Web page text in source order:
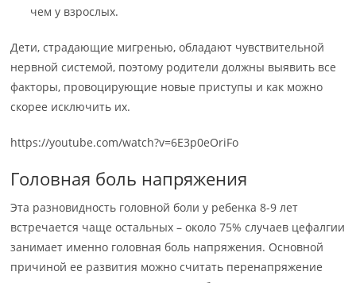
чем у взрослых.
Дети, страдающие мигренью, обладают чувствительной
нервной системой, поэтому родители должны выявить все
факторы, провоцирующие новые приступы и как можно
скорее исключить их.
https://youtube.com/watch?v=6E3p0eOriFo
Головная боль напряжения
Эта разновидность головной боли у ребенка 8-9 лет
встречается чаще остальных – около 75% случаев цефалгии
занимает именно головная боль напряжения. Основной
причиной ее развития можно считать перенапряжение